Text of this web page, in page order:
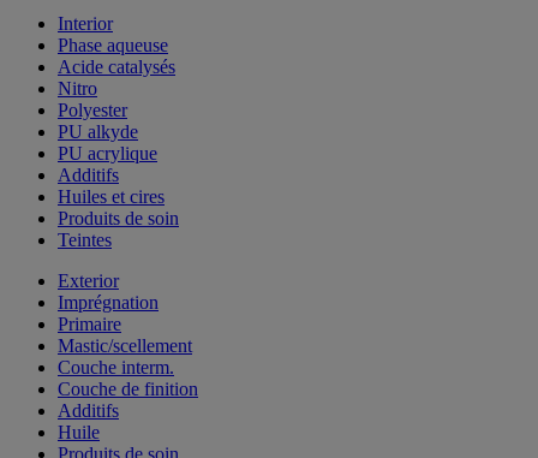
Interior
Phase aqueuse
Acide catalysés
Nitro
Polyester
PU alkyde
PU acrylique
Additifs
Huiles et cires
Produits de soin
Teintes
Exterior
Imprégnation
Primaire
Mastic/scellement
Couche interm.
Couche de finition
Additifs
Huile
Produits de soin